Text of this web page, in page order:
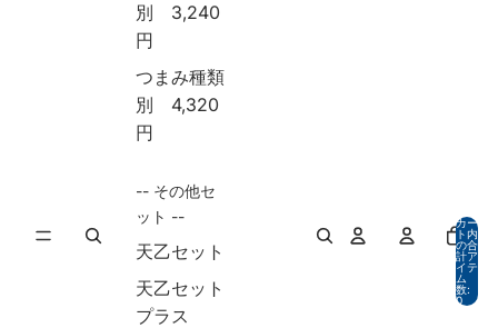
別 3,240
円
つまみ種類
別 4,320
円
-- その他セ
ット --
天乙セット
天乙セット
プラス
カー
ト内
の合
計ア
イテ
ム
数:
0